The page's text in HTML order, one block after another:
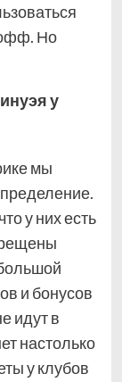
Но
у
мы
у них есть
и бонусов
идут в
настолько
у клубов